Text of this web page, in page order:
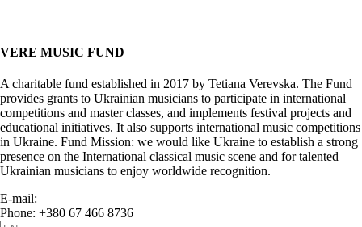
VERE MUSIC FUND
A charitable fund established in 2017 by Tetiana Verevska. The Fund
provides grants to Ukrainian musicians to participate in international
competitions and master classes, and implements festival projects and
educational initiatives. It also supports international music competitions
in Ukraine. Fund Mission: we would like Ukraine to establish a strong
presence on the International classical music scene and for talented
Ukrainian musicians to enjoy worldwide recognition.
E-mail:
Phone: +380 67 466 8736